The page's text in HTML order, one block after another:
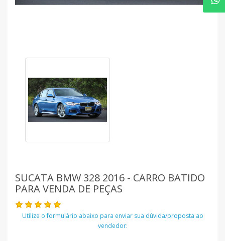
SUCATA BMW 328 2016 - CARRO BATIDO
PARA VENDA DE PEÇAS
Utilize o formulário abaixo para enviar sua dúvida/proposta ao
vendedor: